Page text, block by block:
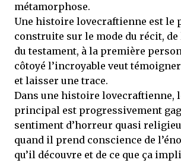
métamorphose.
Une histoire lovecraftienne est le
construite sur le mode du récit,
du testament, à la première
côtoyé l’incroyable veut
et laisser une trace.
Dans une histoire lovecraftienne,
principal est progressivement
sentiment d’horreur quasi
quand il prend conscience de
qu’il découvre et de ce que ça